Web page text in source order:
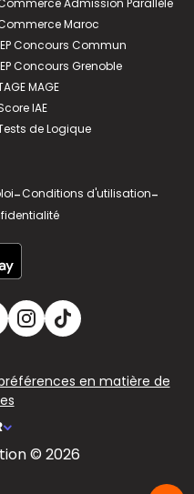
Maroc
Concours Commun
Concours Grenoble
MAGE
IAE
de Logique
-Conditions d'utilisation-
en matière de
© 2026